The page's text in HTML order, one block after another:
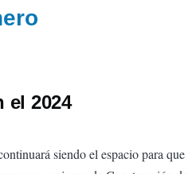
el 2024
siendo el espacio para que